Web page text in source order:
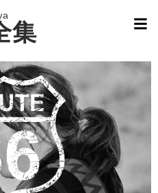
集